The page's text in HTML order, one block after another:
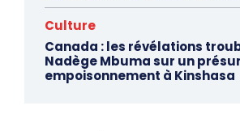
Culture
Canada : les révélations
Nadège Mbuma sur un
empoisonnement à Kinshasa